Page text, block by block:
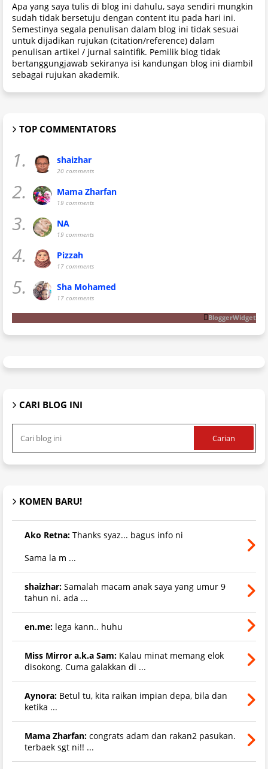
Apa yang saya tulis di blog ini dahulu, saya sendiri mungkin
sudah tidak bersetuju dengan content itu pada hari ini.
Semestinya segala penulisan dalam blog ini tidak sesuai
untuk dijadikan rujukan (citation/reference) dalam
penulisan artikel / jurnal saintifik. Pemilik blog tidak
bertanggungjawab sekiranya isi kandungan blog ini diambil
sebagai rujukan akademik.
TOP COMMENTATORS
1. shaizhar
20 comments
2. Mama Zharfan
19 comments
3. NA
19 comments
4. Pizzah
17 comments
5. Sha Mohamed
17 comments
BloggerWidget
CARI BLOG INI
KOMEN BARU!
Ako Retna: Thanks syaz... bagus info ni
Sama la m ...
shaizhar: Samalah macam anak saya yang umur 9
tahun ni. ada ...
en.me: lega kann.. huhu
Miss Mirror a.k.a Sam: Kalau minat memang elok
disokong. Cuma galakkan di ...
Aynora: Betul tu, kita raikan impian depa, bila dan
ketika ...
Mama Zharfan: congrats adam dan rakan2 pasukan.
terbaek sgt ni!! ...